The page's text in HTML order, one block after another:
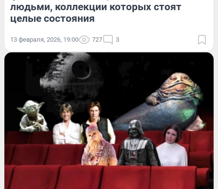
людьми, коллекции которых стоят
целые состояния
13 февраля, 2026, 19:00 727 3